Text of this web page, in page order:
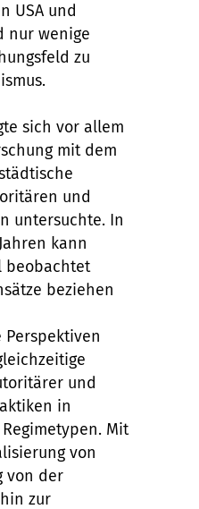
USA und
nur wenige
zu
sich vor allem
mit dem
und
untersuchte. In
kann
beobachtet
beziehen
und
in
Mit
von
von der
zur